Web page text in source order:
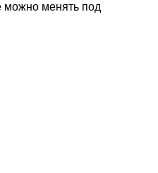
можно менять под